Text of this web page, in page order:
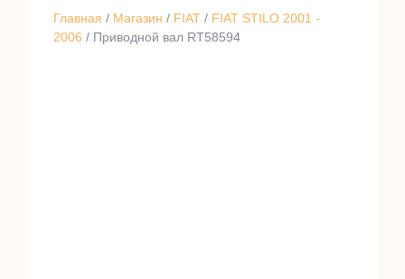
Главная / Магазин / FIAT / FIAT STILO 2001 -
2006 / Приводной вал RT58594